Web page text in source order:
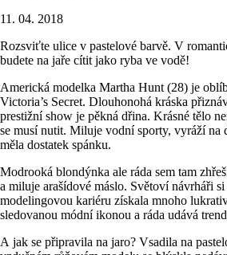
11. 04. 2018
Rozsviťte ulice v pastelové barvě. V
budete na jaře cítit jako ryba ve vodě!
Americká modelka Martha Hunt (28) je
Victoria’s Secret. Dlouhonohá kráska
prestižní show je pěkná dřina. Krásné tělo
se musí nutit. Miluje vodní sporty, vyráží na
měla dostatek spánku.
Modrooká blondýnka ale ráda sem tam
a miluje arašídové máslo. Světoví návrháři
modelingovou kariéru získala mnoho
sledovanou módní ikonou a ráda udává
A jak se připravila na jaro? Vsadila na